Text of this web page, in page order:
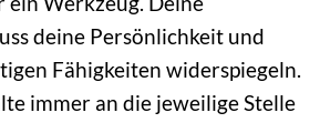
deine Persönlichkeit und
Fähigkeiten widerspiegeln.
immer an die jeweilige Stelle